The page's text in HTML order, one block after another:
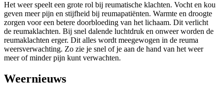
Het weer speelt een grote rol bij reumatische klachten. Vocht en kou
geven meer pijn en stijfheid bij reumapatiënten. Warmte en droogte
zorgen voor een betere doorbloeding van het lichaam. Dit verlicht
de reumaklachten. Bij snel dalende luchtdruk en onweer worden de
reumaklachten erger. Dit alles wordt meegewogen in de reuma
weersverwachting. Zo zie je snel of je aan de hand van het weer
meer of minder pijn kunt verwachten.
Weernieuws